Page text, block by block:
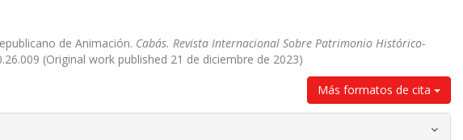
de Animación. Cabás. Revista Internacional Sobre Patrimonio Histórico-
(Original work published 21 de diciembre de 2023)
Más formatos de cita